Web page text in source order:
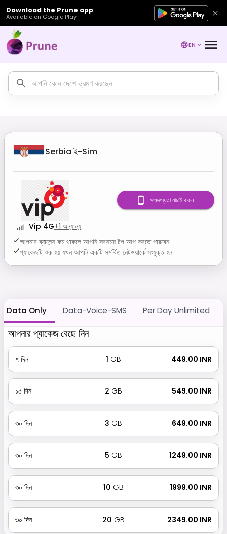
Download the Prune app
Available on Google Play
EN
Serbia ই-Sim
Vip 4G+1 অন্যান্য
আপনার ব্যালেন্স কম থাকলে আপনি সবসময় টপ আপ করতে পারবেন
প্যাকেজটি শুরু হয় যখন আপনি একটি সমর্থিত নেটওয়ার্কে সংযুক্ত হন
সামঞ্জস্যতা যাচাই করুন
Data Only Data-Voice-SMS Per Day Unlimited
আপনার প্যাকেজ বেছে নিন
৭ দিন 1 GB ₹ 449.00 INR
১৫ দিন 2 GB ₹ 549.00 INR
৩০ দিন 3 GB ₹ 649.00 INR
৩০ দিন 5 GB ₹ 1249.00 INR
৩০ দিন 10 GB ₹ 1999.00 INR
৩০ দিন 20 GB ₹ 2349.00 INR